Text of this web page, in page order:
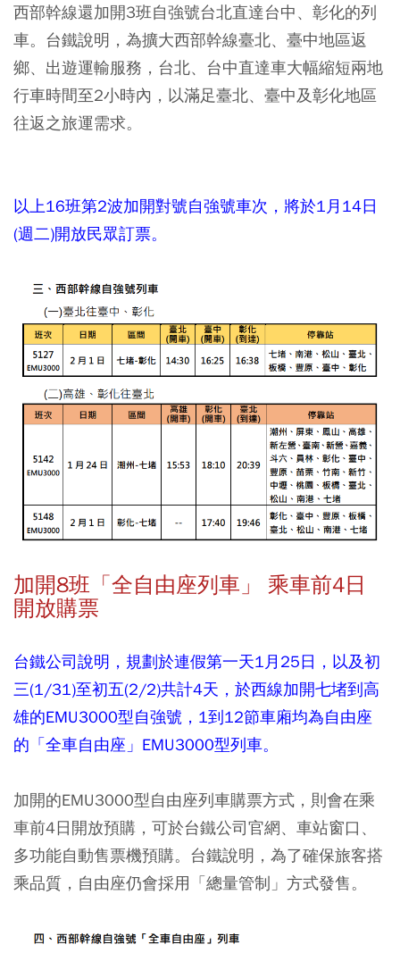
西部幹線還加開3班自強號台北直達台中、彰化的列
車。台鐵說明，為擴大西部幹線臺北、臺中地區返
鄉、出遊運輸服務，台北、台中直達車大幅縮短兩地
行車時間至2小時內，以滿足臺北、臺中及彰化地區
往返之旅運需求。
以上16班第2波加開對號自強號車次，將於1月14日
(週二)開放民眾訂票。
加開8班「全自由座列車」 乘車前4日
開放購票
台鐵公司說明，規劃於連假第一天1月25日，以及初
三(1/31)至初五(2/2)共計4天，於西線加開七堵到高
雄的EMU3000型自強號，1到12節車廂均為自由座
的「全車自由座」EMU3000型列車。
加開的EMU3000型自由座列車購票方式，則會在乘
車前4日開放預購，可於台鐵公司官網、車站窗口、
多功能自動售票機預購。台鐵說明，為了確保旅客搭
乘品質，自由座仍會採用「總量管制」方式發售。